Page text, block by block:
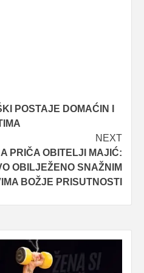
POSTAJE DOMAĆIN I
NEXT
PRIČA OBITELJI MAJIĆ:
OBILJEŽENO SNAŽNIM
BOŽJE PRISUTNOSTI